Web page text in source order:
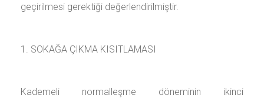
geçirilmesi gerektiği değerlendirilmiştir.
1. SOKAĞA ÇIKMA KISITLAMASI
Kademeli normalleşme döneminin ikinci